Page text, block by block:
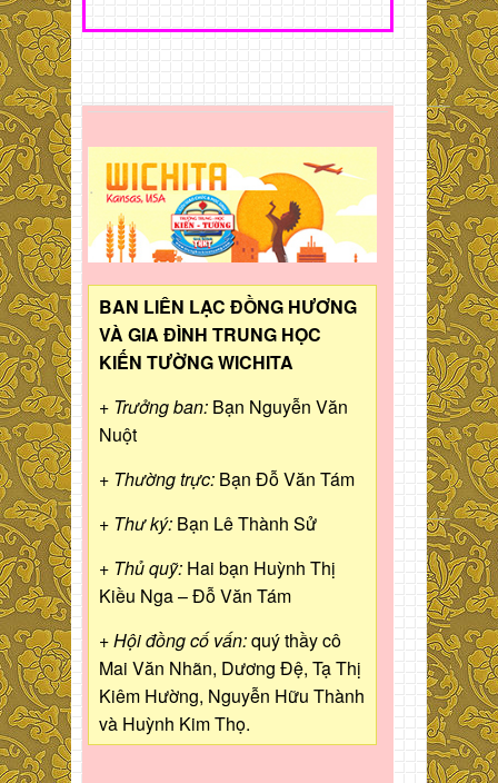
BAN LIÊN LẠC ĐỒNG HƯƠNG
VÀ GIA ĐÌNH TRUNG HỌC
KIẾN TƯỜNG WICHITA
+ Trưởng ban: Bạn Nguyễn Văn
Nuột
+ Thường trực: Bạn Đỗ Văn Tám
+ Thư ký: Bạn Lê Thành Sử
+ Thủ quỹ: Hai bạn Huỳnh Thị
Kiều Nga – Đỗ Văn Tám
+ Hội đồng cố vấn:quý thầy cô
Mai Văn Nhãn, Dương Đệ, Tạ Thị
Kiêm Hường, Nguyễn Hữu Thành
và Huỳnh Kim Thọ.